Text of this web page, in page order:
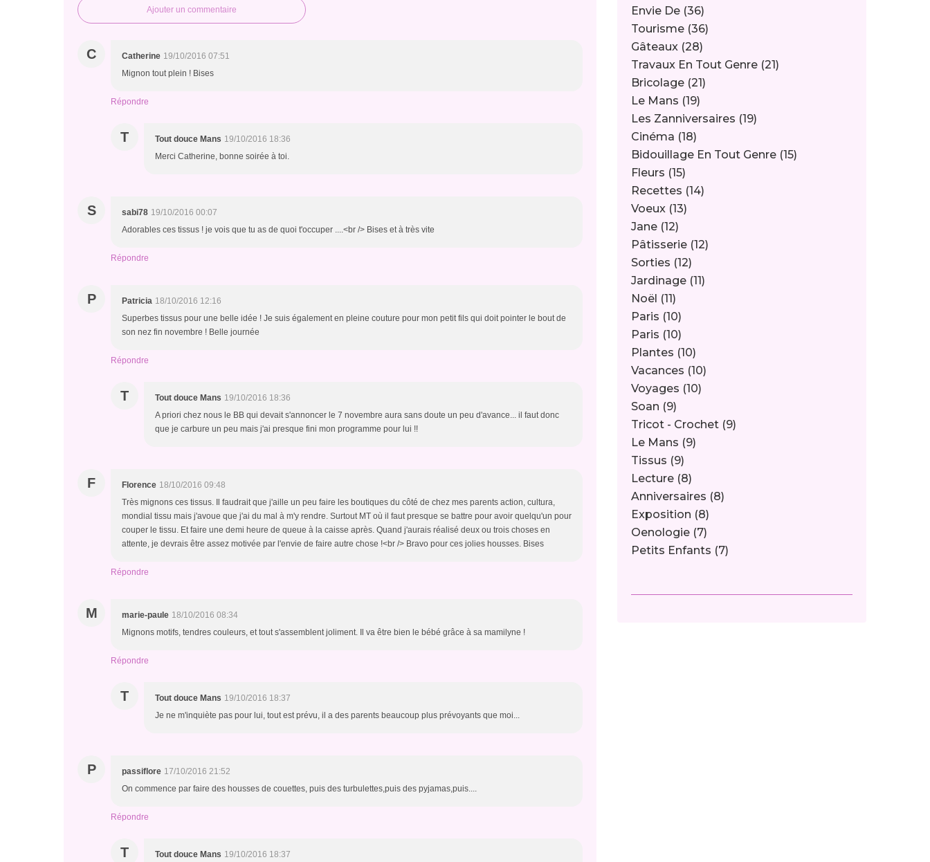
Ajouter un commentaire
C Catherine 19/10/2016 07:51
Mignon tout plein ! Bises
Répondre
T Tout douce Mans 19/10/2016 18:36
Merci Catherine, bonne soirée à toi.
S sabi78 19/10/2016 00:07
Adorables ces tissus ! je vois que tu as de quoi t'occuper ....<br /> Bises et à très vite
Répondre
P Patricia 18/10/2016 12:16
Superbes tissus pour une belle idée ! Je suis également en pleine couture pour mon petit fils qui doit pointer le bout de
son nez fin novembre ! Belle journée
Répondre
T Tout douce Mans 19/10/2016 18:36
A priori chez nous le BB qui devait s'annoncer le 7 novembre aura sans doute un peu d'avance... il faut donc
que je carbure un peu mais j'ai presque fini mon programme pour lui !!
F Florence 18/10/2016 09:48
Très mignons ces tissus. Il faudrait que j'aille un peu faire les boutiques du côté de chez mes parents action, cultura,
mondial tissu mais j'avoue que j'ai du mal à m'y rendre. Surtout MT où il faut presque se battre pour avoir quelqu'un pour
couper le tissu. Et faire une demi heure de queue à la caisse après. Quand j'aurais réalisé deux ou trois choses en
attente, je devrais être assez motivée par l'envie de faire autre chose !<br /> Bravo pour ces jolies housses. Bises
Répondre
M marie-paule 18/10/2016 08:34
Mignons motifs, tendres couleurs, et tout s'assemblent joliment. Il va être bien le bébé grâce à sa mamilyne !
Répondre
T Tout douce Mans 19/10/2016 18:37
Je ne m'inquiète pas pour lui, tout est prévu, il a des parents beaucoup plus prévoyants que moi...
P passiflore 17/10/2016 21:52
On commence par faire des housses de couettes, puis des turbulettes,puis des pyjamas,puis....
Répondre
T Tout douce Mans 19/10/2016 18:37
Envie De (36)
Tourisme (36)
Gâteaux (28)
Travaux En Tout Genre (21)
Bricolage (21)
Le Mans (19)
Les Zanniversaires (19)
Cinéma (18)
Bidouillage En Tout Genre (15)
Fleurs (15)
Recettes (14)
Voeux (13)
Jane (12)
Pâtisserie (12)
Sorties (12)
Jardinage (11)
Noël (11)
Paris (10)
Paris (10)
Plantes (10)
Vacances (10)
Voyages (10)
Soan (9)
Tricot - Crochet (9)
Le Mans (9)
Tissus (9)
Lecture (8)
Anniversaires (8)
Exposition (8)
Oenologie (7)
Petits Enfants (7)